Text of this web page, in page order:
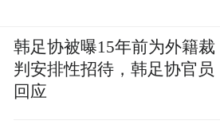
韩足协被曝15年前为外籍裁
判安排性招待，韩足协官员
回应